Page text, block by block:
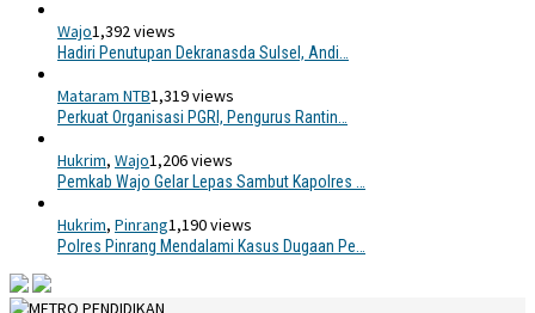
Wajo1,392 views
Hadiri Penutupan Dekranasda Sulsel, Andi…
Mataram NTB1,319 views
Perkuat Organisasi PGRI, Pengurus Rantin…
Hukrim, Wajo1,206 views
Pemkab Wajo Gelar Lepas Sambut Kapolres …
Hukrim, Pinrang1,190 views
Polres Pinrang Mendalami Kasus Dugaan Pe…